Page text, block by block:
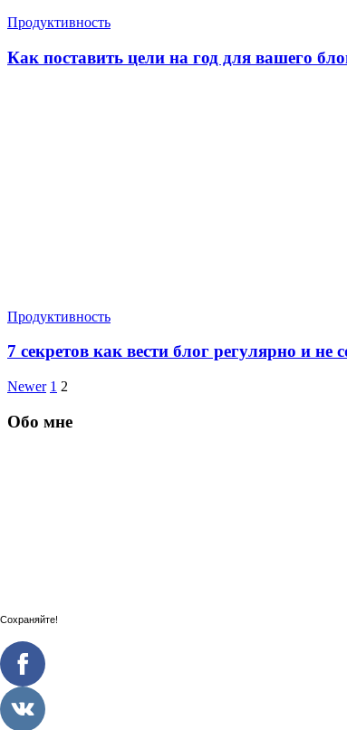
Продуктивность
Как поставить цели на год для вашего
Продуктивность
7 секретов как вести блог регулярно и не
Newer 1 2
Обо мне
Сохраняйте!